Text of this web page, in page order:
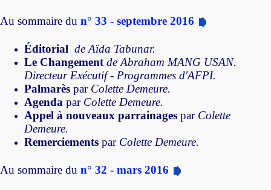
Au sommaire du n° 33 - septembre 2016
Éditorial de Aïda Tabunar.
Le Changement de Abraham MANG USAN.
Directeur Exécutif - Programmes d'AFPI.
Palmarès par Colette Demeure.
Agenda par Colette Demeure.
Appel à nouveaux parrainages par Colette
Demeure.
Remerciements par Colette Demeure.
Au sommaire du n° 32 - mars 2016